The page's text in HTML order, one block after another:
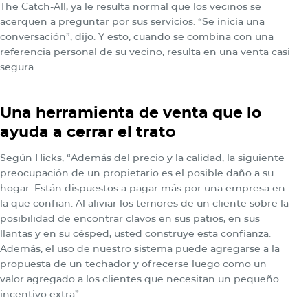
The Catch-All, ya le resulta normal que los vecinos se
acerquen a preguntar por sus servicios. “Se inicia una
conversación”, dijo. Y esto, cuando se combina con una
referencia personal de su vecino, resulta en una venta casi
segura.
Una herramienta de venta que lo
ayuda a cerrar el trato
Según Hicks, “Además del precio y la calidad, la siguiente
preocupación de un propietario es el posible daño a su
hogar. Están dispuestos a pagar más por una empresa en
la que confían. Al aliviar los temores de un cliente sobre la
posibilidad de encontrar clavos en sus patios, en sus
llantas y en su césped, usted construye esta confianza.
Además, el uso de nuestro sistema puede agregarse a la
propuesta de un techador y ofrecerse luego como un
valor agregado a los clientes que necesitan un pequeño
incentivo extra”.